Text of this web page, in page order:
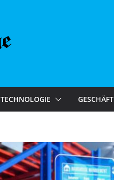
TECHNOLOGIE GESCHÄFT